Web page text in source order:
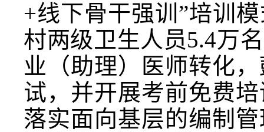
+线下骨干强训”培训
村两级卫生人员5.4万
业（助理）医师转化
试，并开展考前免费
落实面向基层的编制